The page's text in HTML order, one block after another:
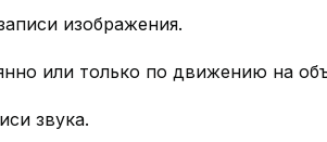
изображения.
или только по движению на
звука.